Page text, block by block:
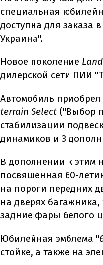
специальная
доступна для заказа
Украина".
Новое поколение
дилерской сети ПИИ
Автомобиль приобрел
terrain Select ("Выбор
стабилизации
динамиков и 3
В дополнении к этим
посвященная 60-
на пороги передних
на дверях
задние фары белого
Юбилейная эмблема "
стойке, а также на